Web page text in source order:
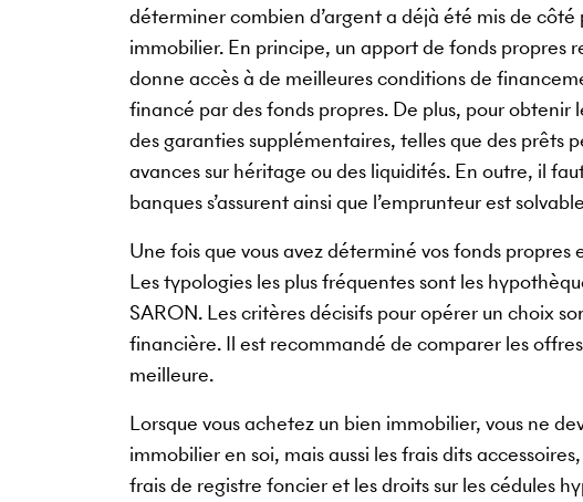
déterminer combien d’argent a déjà été mis de
immobilier. En principe, un apport de fonds
donne accès à de meilleures conditions de
financé par des fonds propres. De plus, pour
des garanties supplémentaires, telles que des prêts
avances sur héritage ou des liquidités. En outre, il
banques s’assurent ainsi que l’emprunteur est
Une fois que vous avez déterminé vos fonds
Les typologies les plus fréquentes sont les
SARON. Les critères décisifs pour opérer un choix
financière. Il est recommandé de comparer les
meilleure.
Lorsque vous achetez un bien immobilier, vous ne
immobilier en soi, mais aussi les frais dits
frais de registre foncier et les droits sur les cédules